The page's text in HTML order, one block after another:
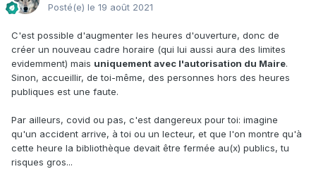
Posté(e) le 19 août 2021
C'est possible d'augmenter les heures d'ouverture, donc de
créer un nouveau cadre horaire (qui lui aussi aura des limites
evidemment) mais uniquement avec l'autorisation du Maire.
Sinon, accueillir, de toi-même, des personnes hors des heures
publiques est une faute.
Par ailleurs, covid ou pas, c'est dangereux pour toi: imagine
qu'un accident arrive, à toi ou un lecteur, et que l'on montre qu'à
cette heure la bibliothèque devait être fermée au(x) publics, tu
risques gros...